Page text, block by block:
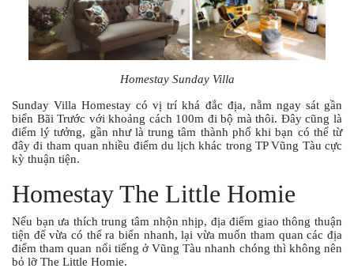
CHƠI
MOTO
PHỤ
KIỆN
SẢN
PHẨM
MỚI
PHƯỢT
LIÊN
HỆ
HƯỚNG
Homestay Sunday Villa
Sunday Villa Homestay có vị trí khá đắc địa, nằm ngay sát gần
biển Bãi Trước với khoảng cách 100m đi bộ mà thôi. Đây cũng là
điểm lý tưởng, gần như là trung tâm thành phố khi bạn có thể từ
đây đi tham quan nhiều điểm du lịch khác trong TP Vũng Tàu cực
kỳ thuận tiện.
Homestay The Little Homie
Nếu bạn ưa thích trung tâm nhộn nhịp, địa điểm giao thông thuận
tiện để vừa có thể ra biển nhanh, lại vừa muốn tham quan các địa
điểm tham quan nổi tiếng ở Vũng Tàu nhanh chóng thì không nên
bỏ lỡ The Little Homie.